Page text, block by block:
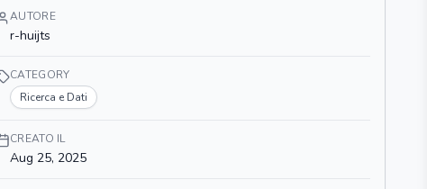
AUTORE
r-huijts
CATEGORY
Ricerca e Dati
CREATO IL
Aug 25, 2025